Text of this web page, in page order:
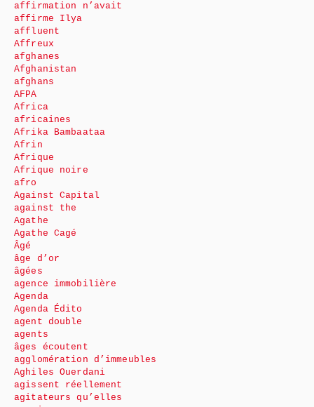
affirmation n’avait
affirme Ilya
affluent
Affreux
afghanes
Afghanistan
afghans
AFPA
Africa
africaines
Afrika Bambaataa
Afrin
Afrique
Afrique noire
afro
Against Capital
against the
Agathe
Agathe Cagé
Âgé
âge d’or
âgées
agence immobilière
Agenda
Agenda Édito
agent double
agents
âges écoutent
agglomération d’immeubles
Aghiles Ouerdani
agissent réellement
agitateurs qu’elles